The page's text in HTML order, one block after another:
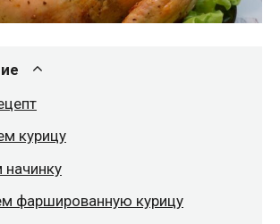
курицу
начинку
фаршированную курицу